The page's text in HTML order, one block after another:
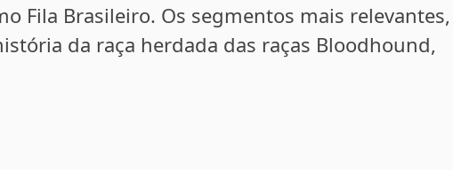
Fila Brasileiro. Os segmentos mais relevantes,
da raça herdada das raças Bloodhound,